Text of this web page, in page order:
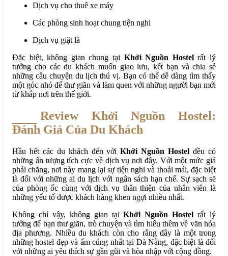
Dịch vụ cho thuê xe máy
Các phòng sinh hoạt chung tiện nghi
Dịch vụ giặt là
Đặc biệt, không gian chung tại Khởi Nguồn Hostelrất lý
tưởng cho các du khách muốn giao lưu, kết bạn và chia sẻ
những câu chuyện du lịch thú vị. Bạn có thể dễ dàng tìm thấy
một góc nhỏ để thư giãn và làm quen với những người bạn mới
từ khắp nơi trên thế giới.
Review Khởi Nguồn Hostel:
Đánh Giá Của Du Khách
Hầu hết các du khách đến vớiKhởi Nguồn Hostel đều có
những ấn tượng tích cực về dịch vụ nơi đây. Với một mức giá
phải chăng, nơi này mang lại sự tiện nghi và thoải mái, đặc biệt
là đối với những ai du lịch với ngân sách hạn chế. Sự sạch sẽ
của phòng ốc cùng với dịch vụ thân thiện của nhân viên là
những yếu tố được khách hàng khen ngợi nhiều nhất.
Không chỉ vậy, không gian tạiKhởi Nguồn Hostel rất lý
tưởng để bạn thư giãn, trò chuyện và tìm hiểu thêm về văn hóa
địa phương. Nhiều du khách còn cho rằng đây là một trong
những hostel đẹp và ấm cúng nhất tại Đà Nẵng, đặc biệt là đối
với những ai yêu thích sự gần gũi và hòa nhập với cộng đồng.